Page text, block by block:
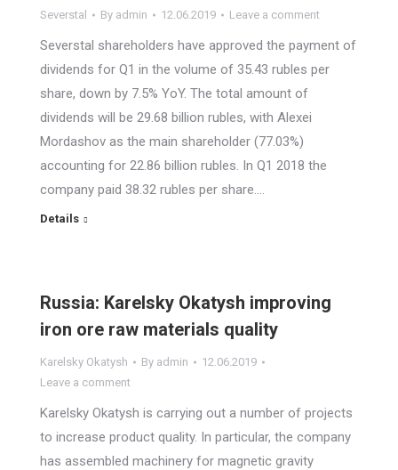
Severstal By admin 12.06.2019 Leave a comment
Severstal shareholders have approved the payment of
dividends for Q1 in the volume of 35.43 rubles per
share, down by 7.5% YoY. The total amount of
dividends will be 29.68 billion rubles, with Alexei
Mordashov as the main shareholder (77.03%)
accounting for 22.86 billion rubles. In Q1 2018 the
company paid 38.32 rubles per share.…
Details
Russia: Karelsky Okatysh improving
iron ore raw materials quality
Karelsky Okatysh By admin
12.06.2019
Leave a comment
Karelsky Okatysh is carrying out a number of projects
to increase product quality. In particular, the company
has assembled machinery for magnetic gravity